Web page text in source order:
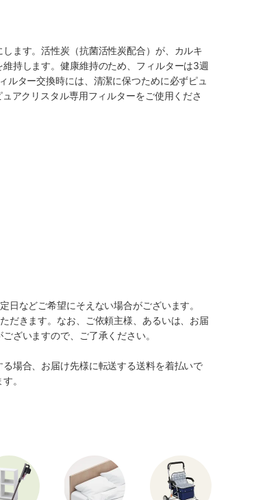
ます。活性炭（抗菌活性炭配合）が、カルキ
持します。健康維持のため、フィルターは3週
ター交換時には、清潔に保つために必ずピュ
アクリスタル専用フィルターをご使用くださ
などご希望にそえない場合がございます。
だきます。なお、ご依頼主様、あるいは、お届
ざいますので、ご了承ください。
場合、お届け先様に転送する送料を着払いで
。